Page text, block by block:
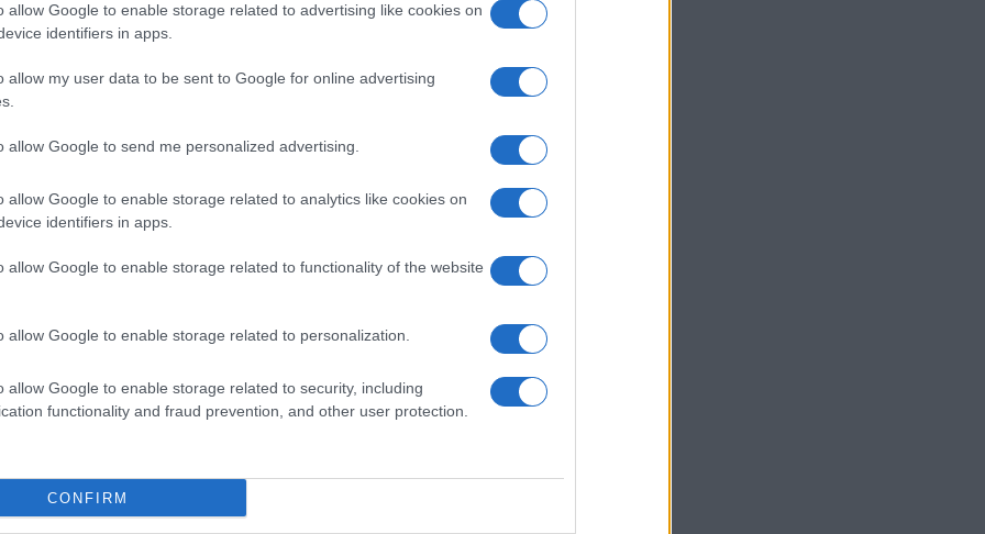
allow Google to enable storage related to advertising like cookies on
identifiers in apps.
allow my user data to be sent to Google for online advertising
allow Google to send me personalized advertising.
allow Google to enable storage related to analytics like cookies on
identifiers in apps.
allow Google to enable storage related to functionality of the website
allow Google to enable storage related to personalization.
allow Google to enable storage related to security, including
functionality and fraud prevention, and other user protection.
CONFIRM
Euro Gsm
Euro Gsm
népszerű Samsung
9 frissítésből – itt a
érintett modellekről
mesterséges
több korábbi
Galaxy
ekkor rántja le a leplet az
Apple az új csúcsmobilokról
A szeptemberi eseményen az iPhone 18 Pro
modellek mellett a régóta pletykált
miközben az áremelésekről szóló
találgatások továbbra is beárnyékolják a
rejtett
hat
amely észrevétlenül
Ez a rejtett Samsung